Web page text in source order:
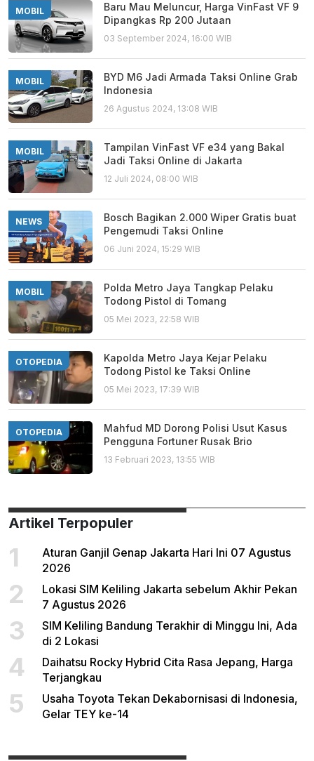
MOBIL
Baru Mau Meluncur, Harga VinFast VF 9
Dipangkas Rp 200 Jutaan
03 September 2024, 16:00 WIB
MOBIL
BYD M6 Jadi Armada Taksi Online Grab
Indonesia
26 Agustus 2024, 13:08 WIB
MOBIL
Tampilan VinFast VF e34 yang Bakal
Jadi Taksi Online di Jakarta
12 Juli 2024, 08:00 WIB
NEWS
Bosch Bagikan 2.000 Wiper Gratis buat
Pengemudi Taksi Online
06 Juni 2024, 15:29 WIB
MOBIL
Polda Metro Jaya Tangkap Pelaku
Todong Pistol di Tomang
05 Mei 2023, 22:58 WIB
OTOPEDIA
Kapolda Metro Jaya Kejar Pelaku
Todong Pistol ke Taksi Online
05 Mei 2023, 17:39 WIB
OTOPEDIA
Mahfud MD Dorong Polisi Usut Kasus
Pengguna Fortuner Rusak Brio
13 Februari 2023, 13:55 WIB
Artikel Terpopuler
1
Aturan Ganjil Genap Jakarta Hari Ini 07 Agustus
2026
2
Lokasi SIM Keliling Jakarta sebelum Akhir Pekan
7 Agustus 2026
3
SIM Keliling Bandung Terakhir di Minggu Ini, Ada
di 2 Lokasi
4
Daihatsu Rocky Hybrid Cita Rasa Jepang, Harga
Terjangkau
5
Usaha Toyota Tekan Dekabornisasi di Indonesia,
Gelar TEY ke-14